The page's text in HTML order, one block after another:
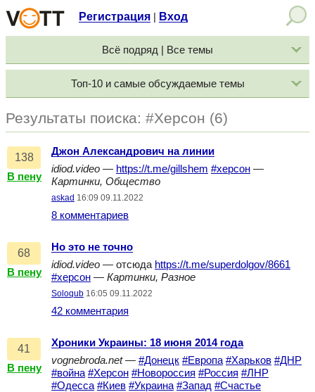
Регистрация Вход
Всё подряд | Все темы
Топ-10 и самые обсуждаемые темы
Результаты поиска: #Херсон (6)
138
В пену
Джон Александрович на линии
idiod.video — https://t.me/gillshem #херсон —
Картинки, Общество
askad 16:09 09.11.2022
8 комментариев
68
В пену
Но это не точно
idiod.video — отсюда https://t.me/superdolgov/8661
#херсон — Картинки, Разное
Soloqub 16:05 09.11.2022
42 комментария
41
В пену
Хроники Украины: 18 июня 2014 года
vognebroda.net— #Донецк #Европа #Харьков #ДНР
#война #Херсон #Новороссия #Россия #ЛНР
#Одесса #Киев #Украина #Запад #Счастье